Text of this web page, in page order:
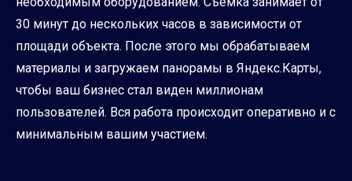
30 минут до нескольких часов в зависимости от
площади объекта. После этого мы обрабатываем
материалы и загружаем панорамы в Яндекс.Карты,
чтобы ваш бизнес стал виден миллионам
пользователей. Вся работа происходит оперативно и с
минимальным вашим участием.